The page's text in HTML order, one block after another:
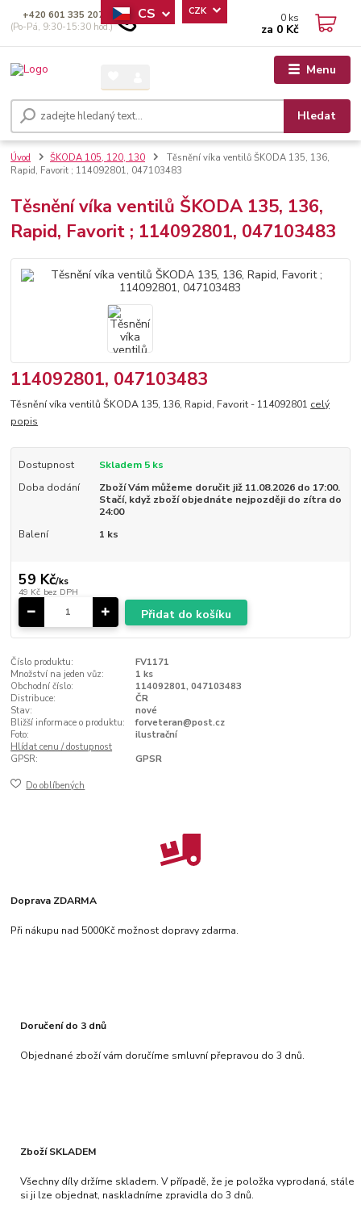
Menu
CS CZK
Hledat
+420 601 335 207
(Po-Pá, 9:30-15:30 hod.)
0 ks
za 0 Kč
Úvod ŠKODA 105, 120, 130
Těsnění víka ventilů ŠKODA 135, 136,
Rapid, Favorit ; 114092801, 047103483
Těsnění víka ventilů ŠKODA 135, 136,
Rapid, Favorit ; 114092801, 047103483
114092801, 047103483
Těsnění víka ventilů ŠKODA 135, 136, Rapid, Favorit - 114092801 celý
popis
Dostupnost
Skladem 5 ks
Doba dodání
Zboží Vám můžeme doručit již 11.08.2026 do 17:00.
Stačí, když zboží objednáte nejpozději do zítra do
24:00
Balení
1 ks
59 Kč/ks
49 Kč bez DPH
Přidat do košíku
Číslo produktu:
FV1171
Množství na jeden vůz:
1 ks
Obchodní číslo:
114092801, 047103483
Distribuce:
ČR
Stav:
nové
Bližší informace o produktu:
forveteran@post.cz
Foto:
ilustrační
Hlídat cenu / dostupnost
GPSR:
GPSR
Do oblíbených
Doprava ZDARMA
Při nákupu nad 5000Kč možnost dopravy zdarma.
Doručení do 3 dnů
Objednané zboží vám doručíme smluvní přepravou do 3 dnů.
Zboží SKLADEM
Všechny díly držíme skladem. V případě, že je položka vyprodaná, stále
si ji lze objednat, naskladníme zpravidla do 3 dnů.